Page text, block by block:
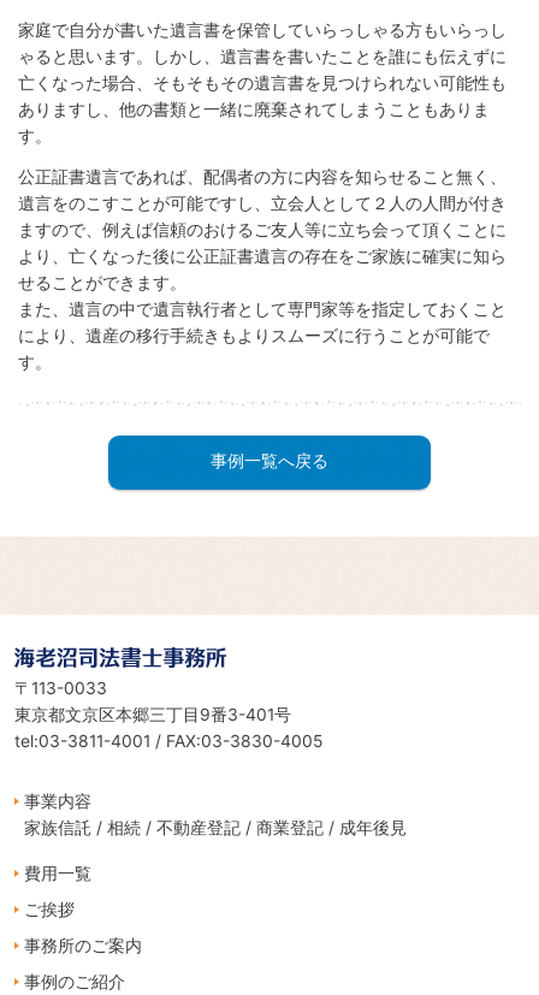
家庭で自分が書いた遺言書を保管していらっしゃる方もいらっし
ゃると思います。しかし、遺言書を書いたことを誰にも伝えずに
亡くなった場合、そもそもその遺言書を見つけられない可能性も
ありますし、他の書類と一緒に廃棄されてしまうこともありま
す。
公正証書遺言であれば、配偶者の方に内容を知らせること無く、
遺言をのこすことが可能ですし、立会人として２人の人間が付き
ますので、例えば信頼のおけるご友人等に立ち会って頂くことに
より、亡くなった後に公正証書遺言の存在をご家族に確実に知ら
せることができます。
また、遺言の中で遺言執行者として専門家等を指定しておくこと
により、遺産の移行手続きもよりスムーズに行うことが可能で
す。
事例一覧へ戻る
海老沼司法書士事務所
〒113-0033
東京都文京区本郷三丁目9番3-401号
tel:03-3811-4001 / FAX:03-3830-4005
事業内容
家族信託
相続 不動産登記 商業登記 成年後見
費用一覧
ご挨拶
事務所のご案内
事例のご紹介